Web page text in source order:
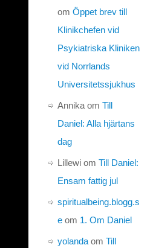
om Öppet brev till
Klinikchefen vid
Psykiatriska Kliniken
vid Norrlands
Universitetssjukhus
Annika om Till
Daniel: Alla hjärtans
dag
Lillewi om Till Daniel:
Ensam fattig jul
spiritualbeing.blogg.s
e om 1. Om Daniel
yolanda om Till